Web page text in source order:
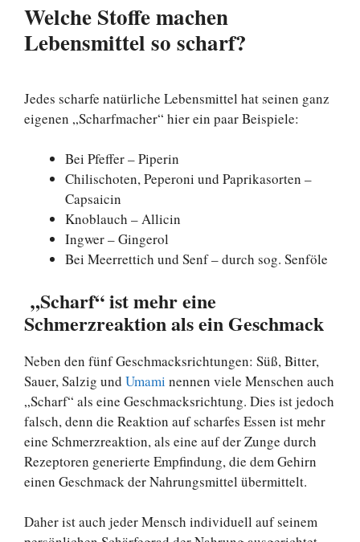
Welche Stoffe machen
Lebensmittel so scharf?
Jedes scharfe natürliche Lebensmittel hat seinen ganz
eigenen „Scharfmacher“ hier ein paar Beispiele:
Bei Pfeffer – Piperin
Chilischoten, Peperoni und Paprikasorten –
Capsaicin
Knoblauch – Allicin
Ingwer – Gingerol
Bei Meerrettich und Senf – durch sog. Senföle
„Scharf“ ist mehr eine
Schmerzreaktion als ein Geschmack
Neben den fünf Geschmacksrichtungen: Süß, Bitter,
Sauer, Salzig und Umami nennen viele Menschen auch
„Scharf“ als eine Geschmacksrichtung. Dies ist jedoch
falsch, denn die Reaktion auf scharfes Essen ist mehr
eine Schmerzreaktion, als eine auf der Zunge durch
Rezeptoren generierte Empfindung, die dem Gehirn
einen Geschmack der Nahrungsmittel übermittelt.
Daher ist auch jeder Mensch individuell auf seinem